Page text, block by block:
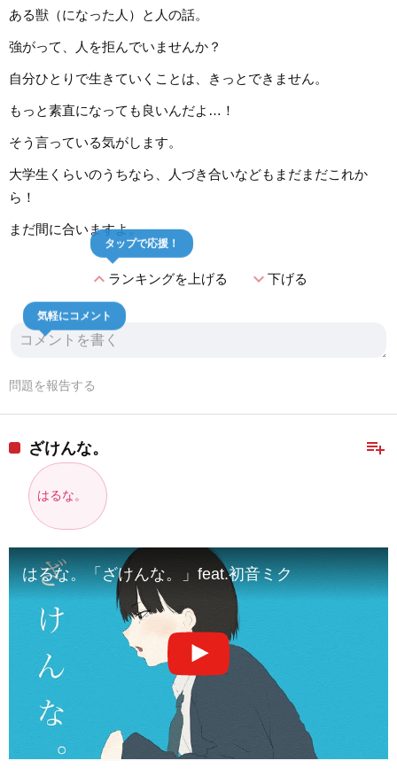
ある獣（になった人）と人の話。
強がって、人を拒んでいませんか？
自分ひとりで生きていくことは、きっとできません。
もっと素直になっても良いんだよ…！
そう言っている気がします。
大学生くらいのうちなら、人づき合いなどもまだまだこれか
ら！
まだ間に合いますよ。
expand_lessランキングを上げる
タップで応援！
expand_more下げる
気軽にコメント
問題を報告する
playlist_add
ざけんな。
はるな。
はるな。「ざけんな。」feat.初音ミク